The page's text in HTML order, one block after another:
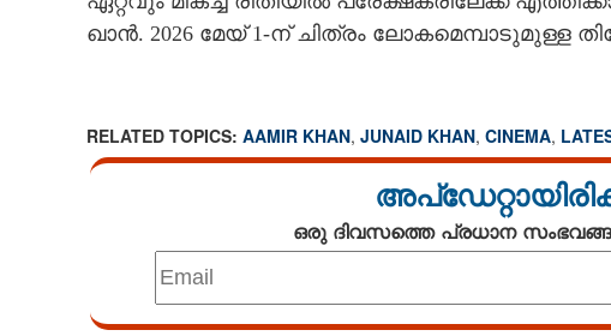
ഖാൻ. 2026 മേയ് 1-ന് ചിത്രം ലോകമെമ്പാടുമുള്ള
RELATED TOPICS: AAMIR KHAN, JUNAID KHAN, CINEMA,
ഒരു ദിവസത്തെ പ്രധാന